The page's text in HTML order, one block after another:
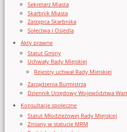
Sekretarz Miasta
Skarbnik Miasta
Zastępca Skarbnika
Sołectwa i Osiedla
Akty prawne
Statut Gminy
Uchwały Rady Miejskiej
Rejestry uchwał Rady Miejskiej
Zarządzenia Burmistrza
Dziennik Urzędowy Województwa
Konsultacje społeczne
Statut Młodzieżowej Rady Miejskiej
Zmiany w statucie MRM